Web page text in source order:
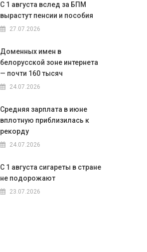
С 1 августа вслед за БПМ
вырастут пенсии и пособия
27.07.2026
Доменных имен в
белорусской зоне интернета
— почти 160 тысяч
24.07.2026
Средняя зарплата в июне
вплотную приблизилась к
рекорду
24.07.2026
С 1 августа сигареты в стране
не подорожают
23.07.2026